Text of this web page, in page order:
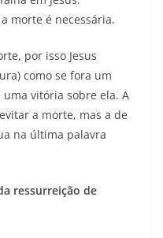
morte é necessária.
por isso Jesus
como se fora um
uma vitória sobre ela. A
a morte, mas a de
na última palavra
ressurreição de